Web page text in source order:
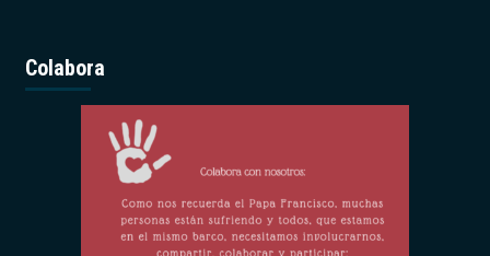
Colabora